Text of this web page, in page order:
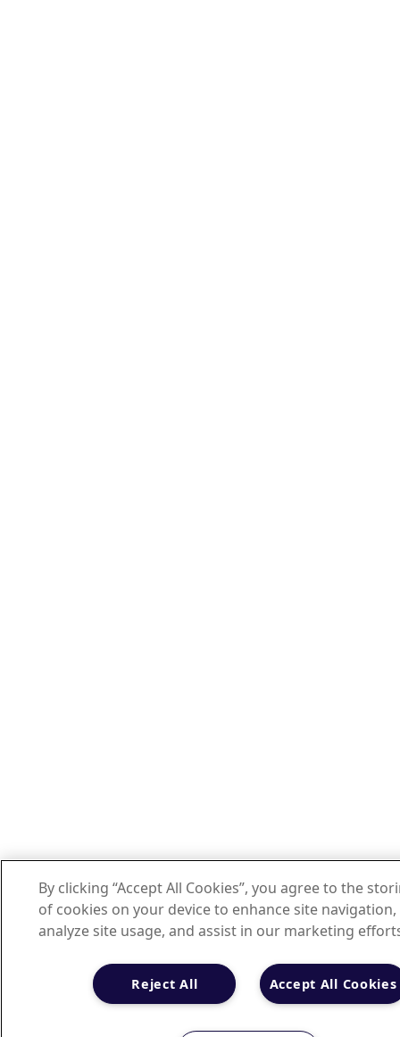
By clicking “Accept All Cookies”, you agree to the
of cookies on your device to enhance site navigation,
analyze site usage, and assist in our marketing
Accept All Cookies
Reject All